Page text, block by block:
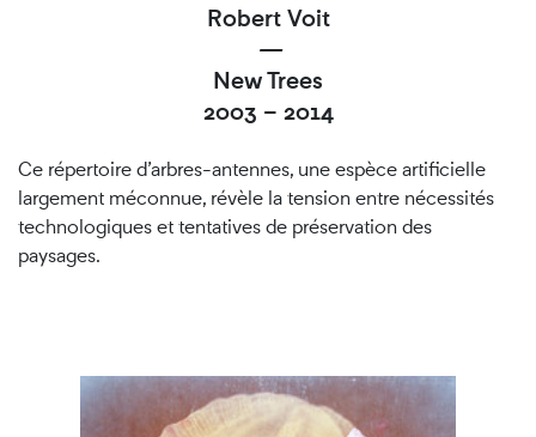
Robert Voit
—
New Trees
2003 – 2014
Ce répertoire d’arbres-antennes, une espèce artificielle
largement méconnue, révèle la tension entre nécessités
technologiques et tentatives de préservation des
paysages.